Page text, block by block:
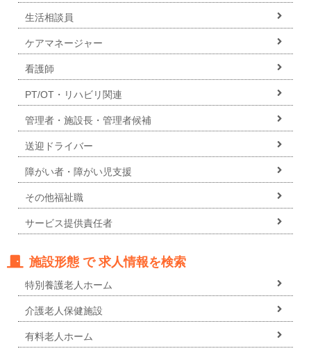
生活相談員
ケアマネージャー
看護師
PT/OT・リハビリ関連
管理者・施設長・管理者候補
送迎ドライバー
障がい者・障がい児支援
その他福祉職
サービス提供責任者
施設形態 で 求人情報を検索
特別養護老人ホーム
介護老人保健施設
有料老人ホーム